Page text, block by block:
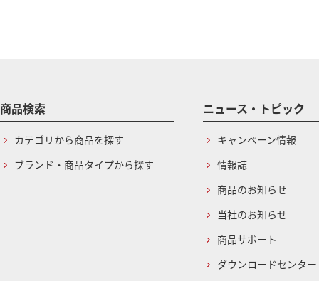
商品検索
カテゴリから商品を探す
ブランド・商品タイプから探す
ニュース・トピック
キャンペーン情報
情報誌
商品のお知らせ
当社のお知らせ
商品サポート
ダウンロードセンター